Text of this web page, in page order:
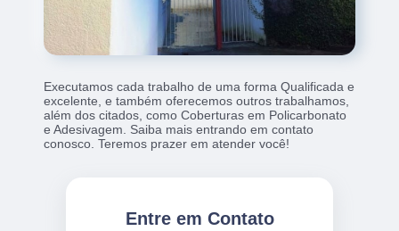
Executamos cada trabalho de uma forma Qualificada e
excelente, e também oferecemos outros trabalhamos,
além dos citados, como Coberturas em Policarbonato
e Adesivagem. Saiba mais entrando em contato
conosco. Teremos prazer em atender você!
Entre em Contato